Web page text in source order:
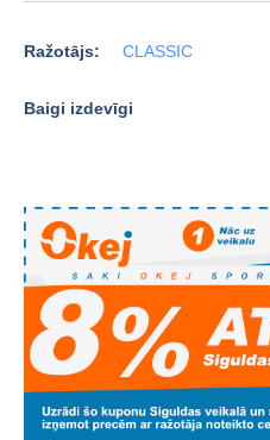
Ražotājs: CLASSIC
Baigi izdevīgi